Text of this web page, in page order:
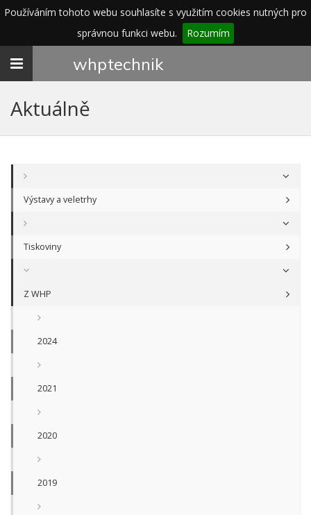
Používáním tohoto webu souhlasíte s využitím cookies nutných pro
správnou funkci webu.
Rozumím
Toggle
whptechnik
Aktuálně
Výstavy a veletrhy
Tiskoviny
Z WHP
2024
2021
2020
2019